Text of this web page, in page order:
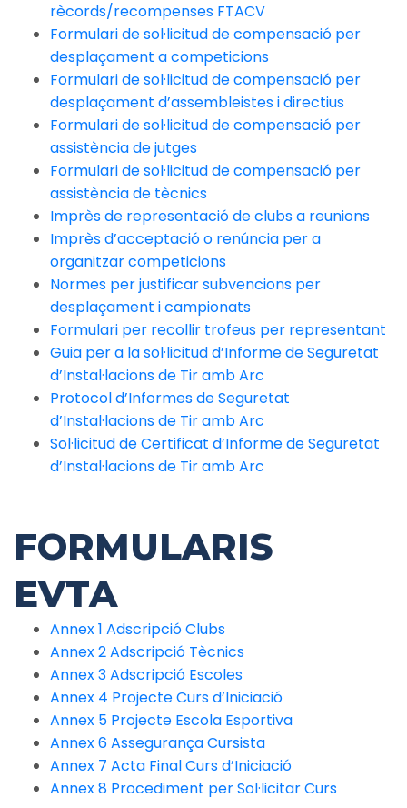
rècords/recompenses FTACV
Formulari de sol·licitud de compensació per
desplaçament a competicions
Formulari de sol·licitud de compensació per
desplaçament d’assembleistes i directius
Formulari de sol·licitud de compensació per
assistència de jutges
Formulari de sol·licitud de compensació per
assistència de tècnics
Imprès de representació de clubs a reunions
Imprès d’acceptació o renúncia per a
organitzar competicions
Normes per justificar subvencions per
desplaçament i campionats
Formulari per recollir trofeus per representant
Guia per a la sol·licitud d’Informe de Seguretat
d’Instal·lacions de Tir amb Arc
Protocol d’Informes de Seguretat
d’Instal·lacions de Tir amb Arc
Sol·licitud de Certificat d’Informe de Seguretat
d’Instal·lacions de Tir amb Arc
FORMULARIS
EVTA
Annex 1 Adscripció Clubs
Annex 2 Adscripció Tècnics
Annex 3 Adscripció Escoles
Annex 4 Projecte Curs d’Iniciació
Annex 5 Projecte Escola Esportiva
Annex 6 Assegurança Cursista
Annex 7 Acta Final Curs d’Iniciació
Annex 8 Procediment per Sol·licitar Curs